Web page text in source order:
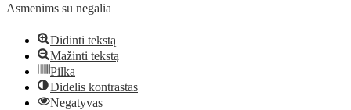
Asmenims su negalia
Didinti tekstą
Mažinti tekstą
Pilka
Didelis kontrastas
Negatyvas